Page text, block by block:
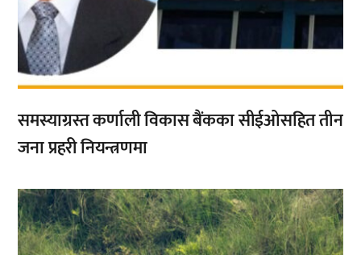
समस्याग्रस्त कर्णाली विकास बैंकका सीईओसहित तीन
जना प्रहरी नियन्त्रणमा
,